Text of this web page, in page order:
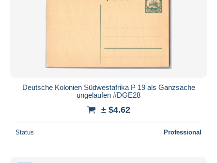
Deutsche Kolonien Südwestafrika P 19 als Ganzsache
ungelaufen #DGE28
± $4.62
Status Professional